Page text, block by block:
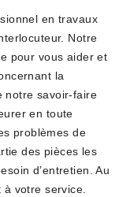
en travaux
Notre
pour vous aider et
la
notre savoir-faire
en toute
problèmes de
des pièces les
d’entretien. Au
votre service.